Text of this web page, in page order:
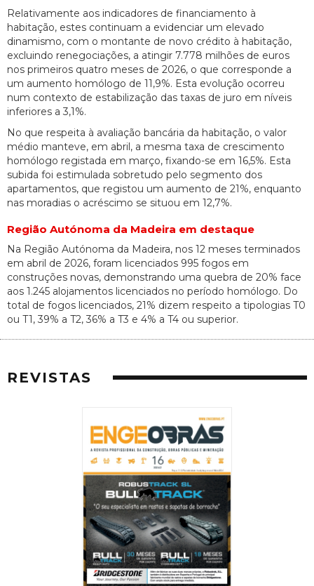
Relativamente aos indicadores de financiamento à
habitação, estes continuam a evidenciar um elevado
dinamismo, com o montante de novo crédito à habitação,
excluindo renegociações, a atingir 7.778 milhões de euros
nos primeiros quatro meses de 2026, o que corresponde a
um aumento homólogo de 11,9%. Esta evolução ocorreu
num contexto de estabilização das taxas de juro em níveis
inferiores a 3,1%.
No que respeita à avaliação bancária da habitação, o valor
médio manteve, em abril, a mesma taxa de crescimento
homólogo registada em março, fixando-se em 16,5%. Esta
subida foi estimulada sobretudo pelo segmento dos
apartamentos, que registou um aumento de 21%, enquanto
nas moradias o acréscimo se situou em 12,7%.
Região Autónoma da Madeira em destaque
Na Região Autónoma da Madeira, nos 12 meses terminados
em abril de 2026, foram licenciados 995 fogos em
construções novas, demonstrando uma quebra de 20% face
aos 1.245 alojamentos licenciados no período homólogo. Do
total de fogos licenciados, 21% dizem respeito a tipologias T0
ou T1, 39% a T2, 36% a T3 e 4% a T4 ou superior.
REVISTAS